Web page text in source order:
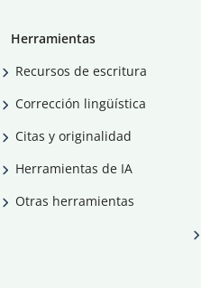
Herramientas
Recursos de escritura
Corrección lingüística
Citas y originalidad
Herramientas de IA
Otras herramientas